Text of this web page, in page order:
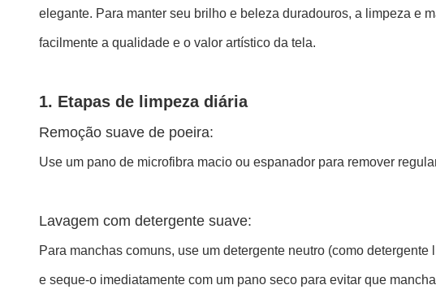
elegante. Para manter seu brilho e beleza duradouros, a limpeza e
facilmente a qualidade e o valor artístico da tela.
1. Etapas de limpeza diária
Remoção suave de poeira:
Use um pano de microfibra macio ou espanador para remover
Lavagem com detergente suave:
Para manchas comuns, use um detergente neutro (como
e seque-o imediatamente com um pano seco para evitar que